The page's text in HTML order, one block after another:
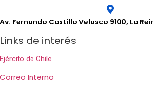
Av. Fernando Castillo Velasco 9100, La
Links de interés
Ejército de Chile
Correo Interno